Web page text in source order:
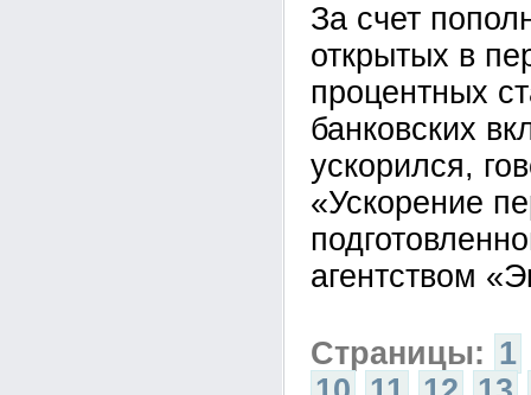
За счет
открытых в
процентных
банковских
ускорился,
«Ускорение
агентством
Страницы: 1